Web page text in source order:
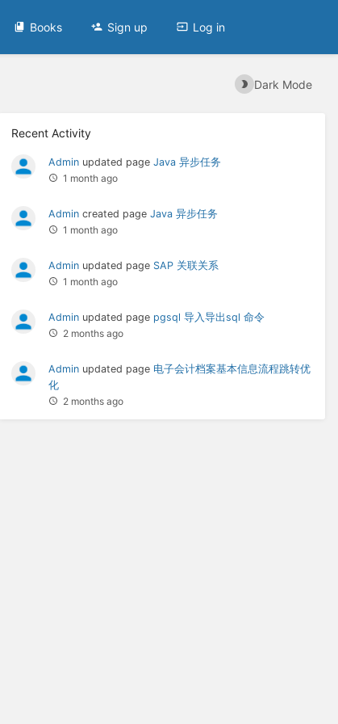
Books Sign up Log in
Dark Mode
Recent Activity
Adminupdated page Java 异步任务
1 month ago
Admincreated page Java 异步任务
1 month ago
Adminupdated page SAP 关联关系
1 month ago
Adminupdated page pgsql 导入导出sql 命令
2 months ago
Adminupdated page 电子会计档案基本信息流程跳转优
化
2 months ago